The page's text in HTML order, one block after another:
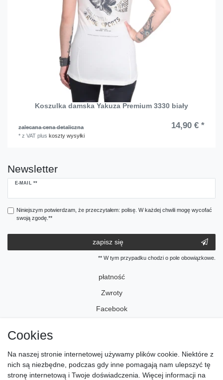
Koszulka damska Yakuza Premium 3330 biały
zalecana cena detaliczna 14,90 € *
*z VAT pluskoszty wysyłki
Newsletter
E-MAIL **
Ceres::Template.newsletterHoneypotLabel
Niniejszym potwierdzam, że przeczytałem: polisę. W każdej chwili mogę wycofać
swoją zgodę.**
zapisz się
** W tym przypadku chodzi o pole obowiązkowe.
płatność
Zwroty
Facebook
odcisk
Polityka ­prywatności
Cookies
Na naszej stronie internetowej używamy plików cookie. Niektóre z
nich są niezbędne, podczas gdy inne pomagają nam ulepszyć tę
stronę internetową i Twoje doświadczenia. Więcej informacji na